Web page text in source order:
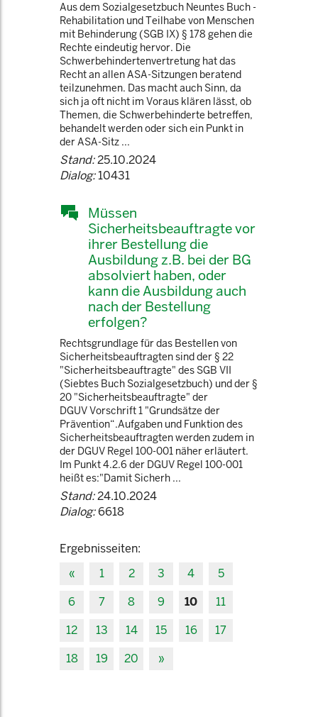
Aus dem Sozialgesetzbuch Neuntes Buch -
Rehabilitation und Teilhabe von Menschen
mit Behinderung (SGB IX) § 178 gehen die
Rechte eindeutig hervor. Die
Schwerbehindertenvertretung hat das
Recht an allen ASA-Sitzungen beratend
teilzunehmen. Das macht auch Sinn, da
sich ja oft nicht im Voraus klären lässt, ob
Themen, die Schwerbehinderte betreffen,
behandelt werden oder sich ein Punkt in
der ASA-Sitz ...
Stand:25.10.2024
Dialog:10431
Müssen
Sicherheitsbeauftragte vor
ihrer Bestellung die
Ausbildung z.B. bei der BG
absolviert haben, oder
kann die Ausbildung auch
nach der Bestellung
erfolgen?
Rechtsgrundlage für das Bestellen von
Sicherheitsbeauftragten sind der § 22
"Sicherheitsbeauftragte" des SGB VII
(Siebtes Buch Sozialgesetzbuch) und der §
20 "Sicherheitsbeauftragte" der
DGUV Vorschrift 1 "Grundsätze der
Prävention“.Aufgaben und Funktion des
Sicherheitsbeauftragten werden zudem in
der DGUV Regel 100-001 näher erläutert.
Im Punkt 4.2.6 der DGUV Regel 100-001
heißt es:"Damit Sicherh ...
Stand:24.10.2024
Dialog:6618
Ergebnisseiten:
«
1 2 3 4
5
6
7 8 9 10
11
12
13 14 15 16
17
18
19 20 »